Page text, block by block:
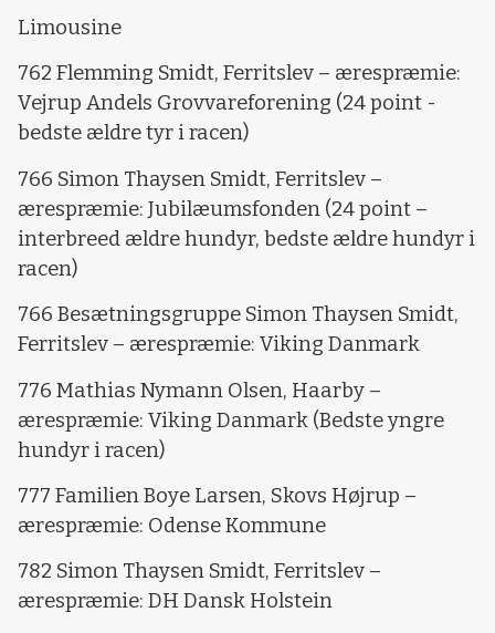
Limousine
762 Flemming Smidt, Ferritslev – ærespræmie:
Vejrup Andels Grovvareforening (24 point -
bedste ældre tyr i racen)
766 Simon Thaysen Smidt, Ferritslev –
ærespræmie: Jubilæumsfonden (24 point –
interbreed ældre hundyr, bedste ældre hundyr i
racen)
766 Besætningsgruppe Simon Thaysen Smidt,
Ferritslev – ærespræmie: Viking Danmark
776 Mathias Nymann Olsen, Haarby –
ærespræmie: Viking Danmark (Bedste yngre
hundyr i racen)
777 Familien Boye Larsen, Skovs Højrup –
ærespræmie: Odense Kommune
782 Simon Thaysen Smidt, Ferritslev –
ærespræmie: DH Dansk Holstein